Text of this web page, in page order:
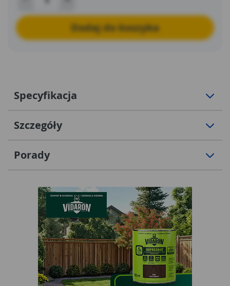
Dodaj do koszyka
Specyfikacja
Szczegóły
Porady